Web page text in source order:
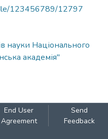
123456789/12797
науки Національного
академія"
End User
Agreement
Send
Feedback